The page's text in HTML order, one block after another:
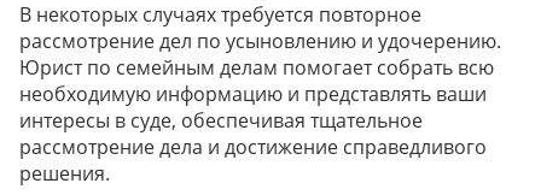
В некоторых случаях требуется повторное
рассмотрение дел по усыновлению и удочерению.
Юрист по семейным делам помогает собрать всю
необходимую информацию и представлять ваши
интересы в суде, обеспечивая тщательное
рассмотрение дела и достижение справедливого
решения.